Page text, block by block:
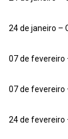
24 de janeiro –
07 de fevereiro
07 de fevereiro
24 de fevereiro